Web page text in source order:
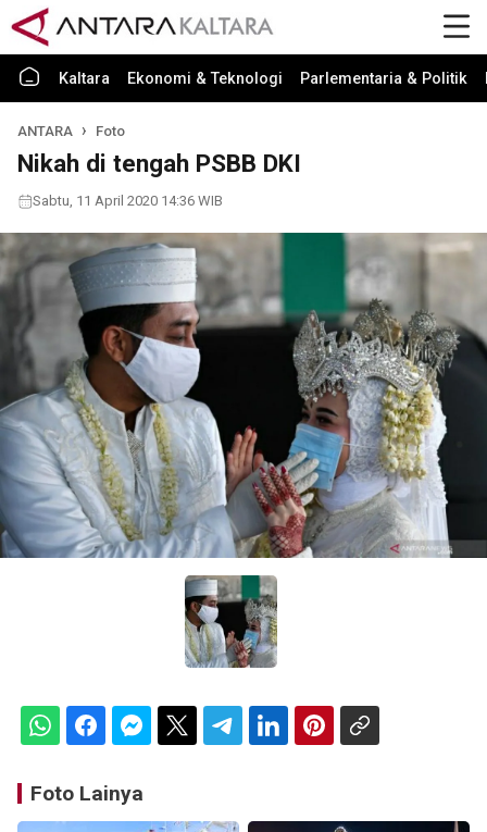
Kaltara Ekonomi & Teknologi Parlementaria & Politik
ANTARA Foto
Nikah di tengah PSBB DKI
Sabtu, 11 April 2020 14:36 WIB
Foto Lainya